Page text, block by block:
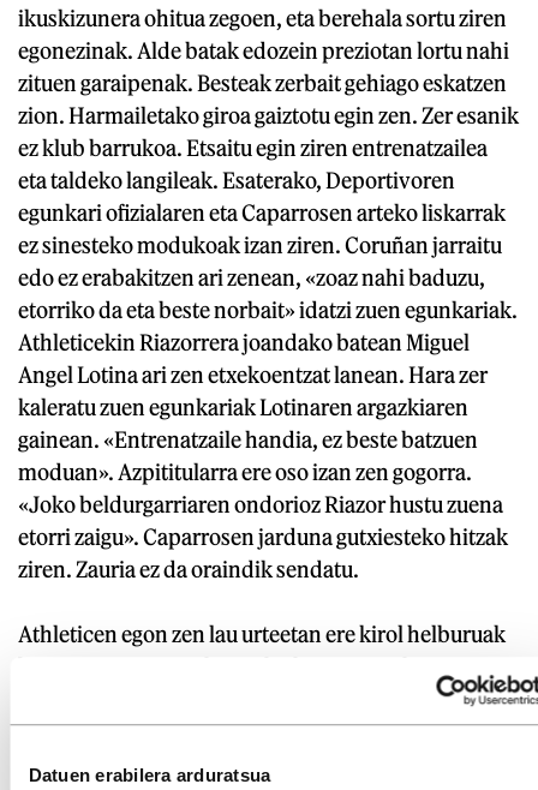
Datuen erabilera arduratsua
ikuskizunera ohitua zegoen, eta berehala sortu ziren
egonezinak. Alde batak edozein preziotan lortu nahi
zituen garaipenak. Besteak zerbait gehiago eskatzen
zion. Harmailetako giroa gaiztotu egin zen. Zer esanik
ez klub barrukoa. Etsaitu egin ziren entrenatzailea
eta taldeko langileak. Esaterako, Deportivoren
egunkari ofizialaren eta Caparrosen arteko liskarrak
ez sinesteko modukoak izan ziren. Coruñan jarraitu
edo ez erabakitzen ari zenean, «zoaz nahi baduzu,
etorriko da eta beste norbait» idatzi zuen egunkariak.
Athleticekin Riazorrera joandako batean Miguel
Angel Lotina ari zen etxekoentzat lanean. Hara zer
kaleratu zuen egunkariak Lotinaren argazkiaren
gainean. «Entrenatzaile handia, ez beste batzuen
moduan». Azpititularra ere oso izan zen gogorra.
«Joko beldurgarriaren ondorioz Riazor hustu zuena
etorri zaigu». Caparrosen jarduna gutxiesteko hitzak
ziren. Zauria ez da oraindik sendatu.
Athleticen egon zen lau urteetan ere kirol helburuak
batere erakargarria izan zale askorentzat, eta Sevillan
eta Coruñan gertatu moduan, erasoan aritzeko
baliabiderik eza leporatu zioten. Joko zuzenaren eta